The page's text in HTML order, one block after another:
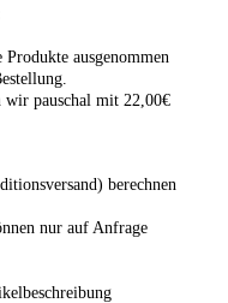
ausgenommen
wir pauschal mit 22,00€
berechnen
nur auf Anfrage